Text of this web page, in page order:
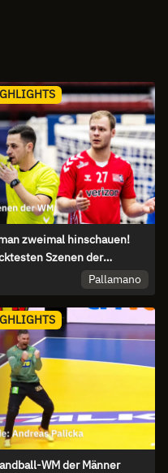
zweimal hinschauen!
Szenen der
2023
Pallamano
WM der Männer